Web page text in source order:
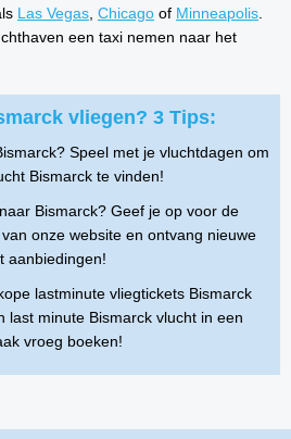
Las Vegas, Chicago of Minneapolis.
een taxi nemen naar het
vliegen? 3 Tips:
Speel met je vluchtdagen om
Bismarck te vinden!
Bismarck? Geef je op voor de
onze website en ontvang nieuwe
aanbiedingen!
lastminute vliegtickets Bismarck
last minute Bismarck vlucht in een
vroeg boeken!